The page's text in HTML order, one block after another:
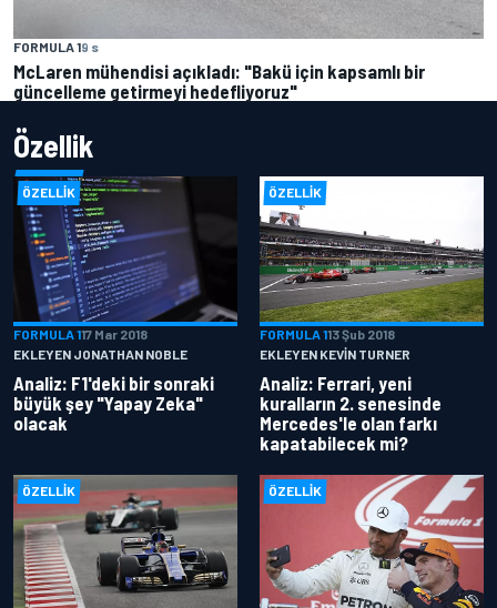
FORMULA 19 s
McLaren mühendisi açıkladı: "Bakü için kapsamlı bir
güncelleme getirmeyi hedefliyoruz"
Özellik
ÖZELLIK
FORMULA 117 Mar 2018
EKLEYEN JONATHAN NOBLE
Analiz: F1'deki bir sonraki
büyük şey "Yapay Zeka"
olacak
ÖZELLIK
FORMULA 113 Şub 2018
EKLEYEN KEVIN TURNER
Analiz: Ferrari, yeni
kuralların 2. senesinde
Mercedes'le olan farkı
kapatabilecek mi?
ÖZELLIK ÖZELLIK